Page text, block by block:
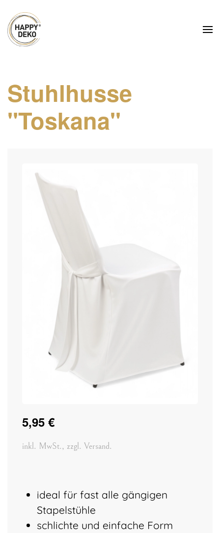
Zum Hauptinhalt springen
Stuhlhusse
"Toskana"
5,95 €
inkl. MwSt., zzgl. Versand.
ideal für fast alle gängigen
Stapelstühle
schlichte und einfache Form